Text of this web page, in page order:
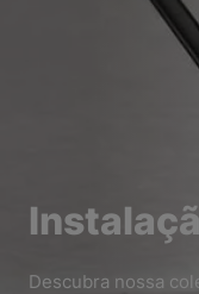
Descubra nossa